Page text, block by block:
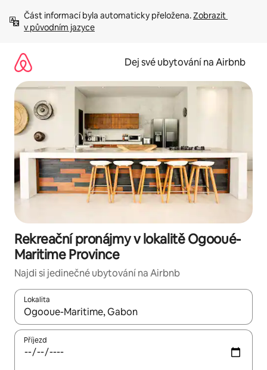
obsah
Část informací byla automaticky přeložena. Zobrazit
v původním jazyce
Dej své ubytování na Airbnb
Rekreační pronájmy v lokalitě Ogooué-
Maritime Province
Najdi si jedinečné ubytování na Airbnb
Lokalita
Až budou výsledky k dispozici, můžeš si je procházet pomocí
Příjezd